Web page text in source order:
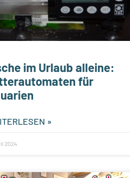
im Urlaub alleine:
für
»
2024